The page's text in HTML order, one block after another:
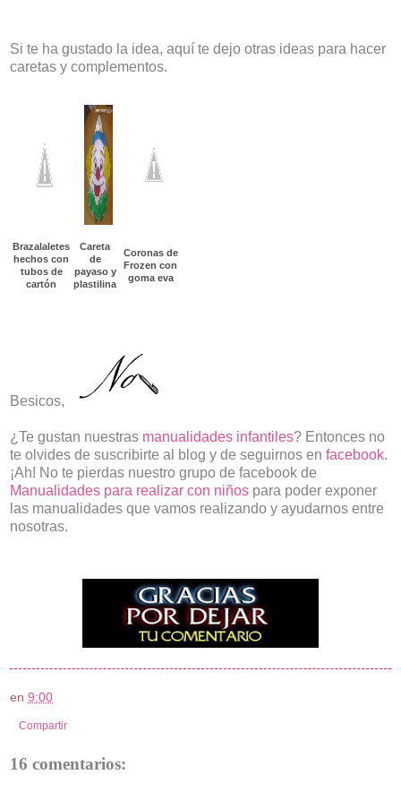
Si te ha gustado la idea, aquí te dejo otras ideas para hacer
caretas y complementos.
Brazalaletes
hechos con
tubos de
cartón
Careta
de
payaso y
plastilina
Coronas de
Frozen con
goma eva
Besicos,
¿Te gustan nuestras manualidades infantiles? Entonces no
te olvides de suscribirte al blog y de seguirnos en facebook.
¡Ah! No te pierdas nuestro grupo de facebook de
Manualidades para realizar con niños para poder exponer
las manualidades que vamos realizando y ayudarnos entre
nosotras.
en 9:00
Compartir
16 comentarios: